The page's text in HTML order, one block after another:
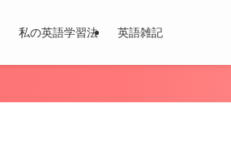
私の英語学習法 英語雑記